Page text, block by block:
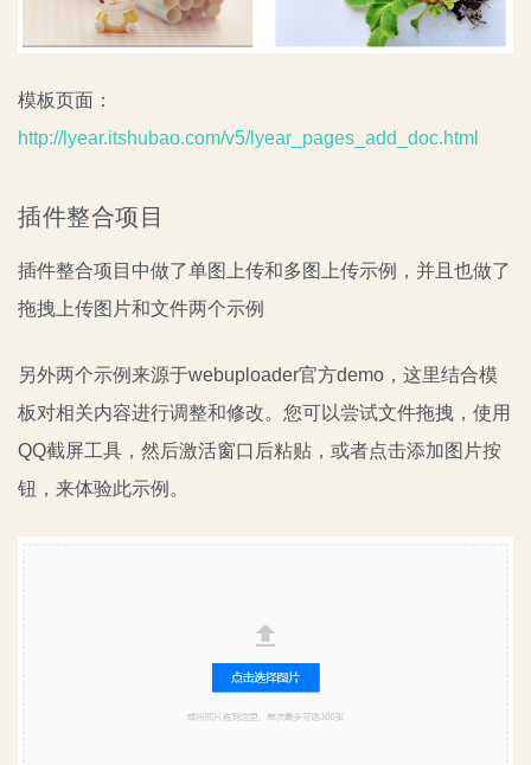
模板页面：
http://lyear.itshubao.com/v5/lyear_pages_add_doc.html
插件整合项目
插件整合项目中做了单图上传和多图上传示例，并且也做了
拖拽上传图片和文件两个示例
另外两个示例来源于webuploader官方demo，这里结合模
板对相关内容进行调整和修改。您可以尝试文件拖拽，使用
QQ截屏工具，然后激活窗口后粘贴，或者点击添加图片按
钮，来体验此示例。